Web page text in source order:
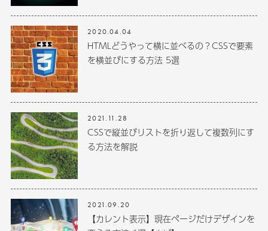
2020.04.04
HTMLどうやって横に並べるの？CSSで要素
を横並びにする方法 5選
2021.11.28
CSSで縦並びリストを折り返して複数列にす
る方法を解説
2021.09.20
【カレント表示】現在ページだけデザインを